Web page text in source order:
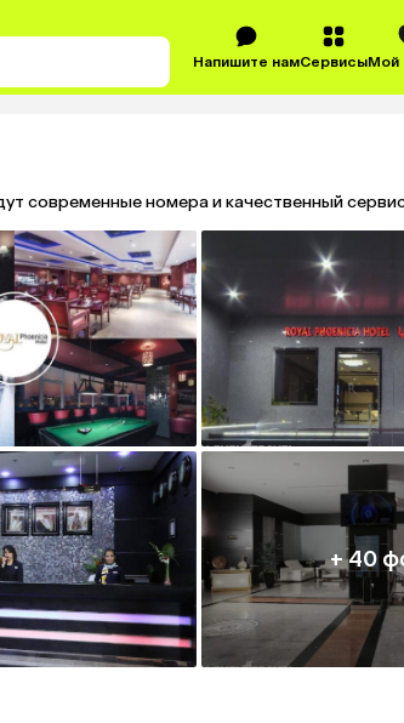
Напишите намСервисыМой
современные номера и качественный
+ 40